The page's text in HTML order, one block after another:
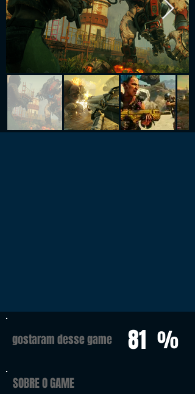
gostaram desse game 81 %
SOBRE O GAME